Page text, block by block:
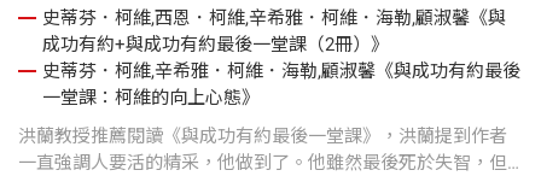
史蒂芬．柯維,西恩．柯維,辛希雅．柯維．海勒,顧淑馨《與
成功有約+與成功有約最後一堂課（2冊）》
史蒂芬．柯維,辛希雅．柯維．海勒,顧淑馨《與成功有約最後
一堂課：柯維的向上心態》
洪蘭教授推薦閱讀《與成功有約最後一堂課》，洪蘭提到作者
一直強調人要活的精采，他做到了。他雖然最後死於失智，但